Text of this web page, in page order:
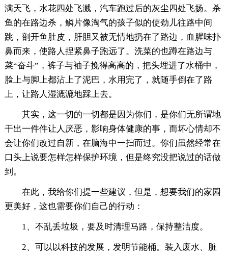
满天飞，水花四处飞溅，汽车跑过后的灰尘四处飞扬。杀
鱼的在路边杀，鳞片像淘气的孩子似的使劲儿往路中间
跳，剖开鱼肚皮，肝胆又被无情地扔在了路边，血腥味扑
鼻而来，使路人捏紧鼻子跑远了。洗菜的也蹲在路边与
菜“奋斗”，裤子与袖子挽得高高的，把头埋进了水桶中，
脸上与脚上都沾上了泥巴，水用完了，就随手倒在了路
上，让路人湿漉漉地踩上去。
其实，这一切的一切都是因为你们，是你们无所谓地
干出一件件让人厌恶，影响身体健康的事，而坏心情却不
会让你们改过自新，在脑海中一扫而过。你们虽然经常在
口头上说要怎样怎样保护环境，但是终究没把说过的话做
到。
在此，我给你们提一些建议，但是，想要我们的家园
更美好，这也需要你们自己的行动：
1、不乱丢垃圾，要及时清理马路，保持整洁度。
2、可以以科技的发展，发明节能桶。装入废水、脏